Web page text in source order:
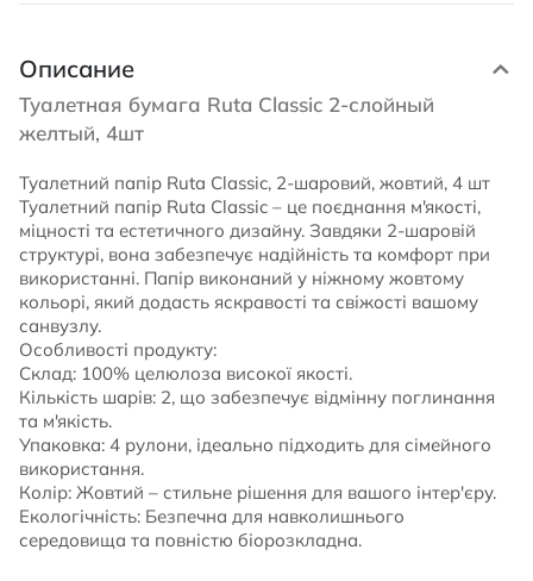
Описание
Туалетная бумага Ruta Classic 2-слойный
желтый, 4шт
Туалетний папір Ruta Classic, 2-шаровий, жовтий, 4 шт
Туалетний папір Ruta Classic – це поєднання м'якості,
міцності та естетичного дизайну. Завдяки 2-шаровій
структурі, вона забезпечує надійність та комфорт при
використанні. Папір виконаний у ніжному жовтому
кольорі, який додасть яскравості та свіжості вашому
санвузлу.
Особливості продукту:
Склад: 100% целюлоза високої якості.
Кількість шарів: 2, що забезпечує відмінну поглинання
та м'якість.
Упаковка: 4 рулони, ідеально підходить для сімейного
використання.
Колір: Жовтий – стильне рішення для вашого інтер'єру.
Екологічність: Безпечна для навколишнього
середовища та повністю біорозкладна.